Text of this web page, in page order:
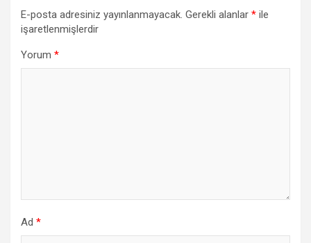
E-posta adresiniz yayınlanmayacak. Gerekli alanlar * ile
işaretlenmişlerdir
Yorum *
Ad *